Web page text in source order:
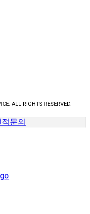
ALL RIGHTS RESERVED.
적문의